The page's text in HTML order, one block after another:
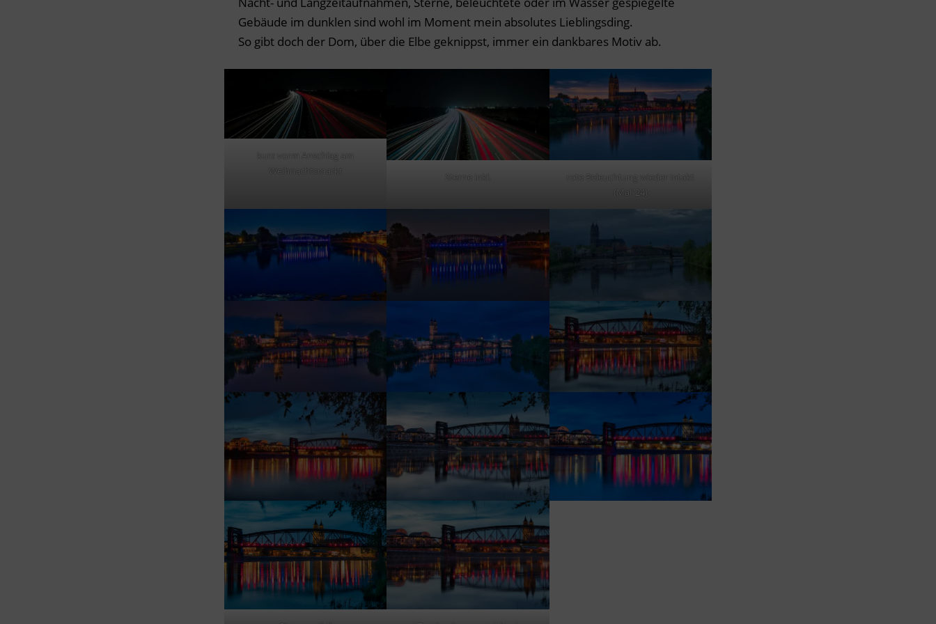
Gebäude im dunklen sind wohl im Moment mein absolutes Lieblingsding.
So gibt doch der Dom, über die Elbe geknippst, immer ein dankbares Motiv ab.
kurz vorm Anschlag am
Weihnachtsmarkt
Sterne inkl.
rote Beleuchtung wieder intakt
(Mai ’24)